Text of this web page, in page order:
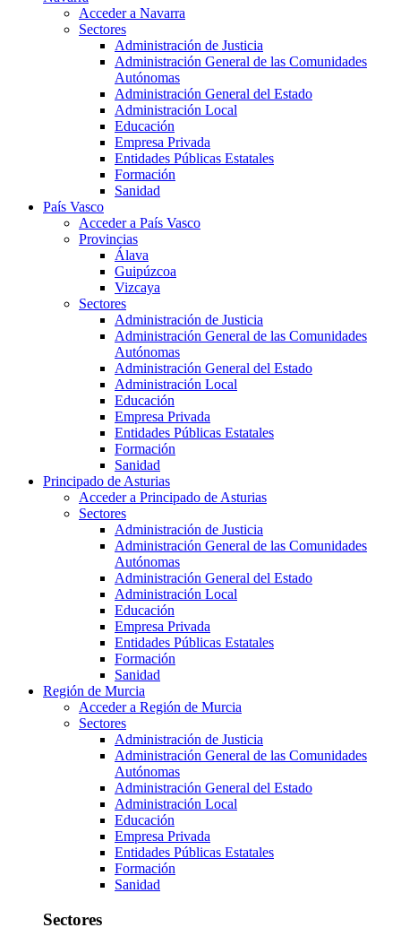
Acceder a Navarra
Sectores
Administración de Justicia
Administración General de las Comunidades
Autónomas
Administración General del Estado
Administración Local
Educación
Empresa Privada
Entidades Públicas Estatales
Formación
Sanidad
País Vasco
Acceder a País Vasco
Provincias
Álava
Guipúzcoa
Vizcaya
Sectores
Administración de Justicia
Administración General de las Comunidades
Autónomas
Administración General del Estado
Administración Local
Educación
Empresa Privada
Entidades Públicas Estatales
Formación
Sanidad
Principado de Asturias
Acceder a Principado de Asturias
Sectores
Administración de Justicia
Administración General de las Comunidades
Autónomas
Administración General del Estado
Administración Local
Educación
Empresa Privada
Entidades Públicas Estatales
Formación
Sanidad
Región de Murcia
Acceder a Región de Murcia
Sectores
Administración de Justicia
Administración General de las Comunidades
Autónomas
Administración General del Estado
Administración Local
Educación
Empresa Privada
Entidades Públicas Estatales
Formación
Sanidad
Sectores